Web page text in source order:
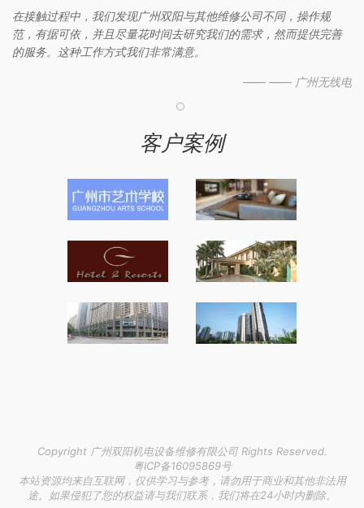
在接触过程中，我们发现广州双阳与其他维修公司不同，操作规
范，有据可依，并且尽量花时间去研究我们的需求，然而提供完善
的服务。这种工作方式我们非常满意。
—— —— 广州无线电
客户案例
Copyright 广州双阳机电设备维修有限公司 Rights Reserved.
粤ICP备16095869号
本站资源均来自互联网，仅供学习与参考，请勿用于商业和其他非法用
途。如果侵犯了您的权益请与我们联系，我们将在24小时内删除。